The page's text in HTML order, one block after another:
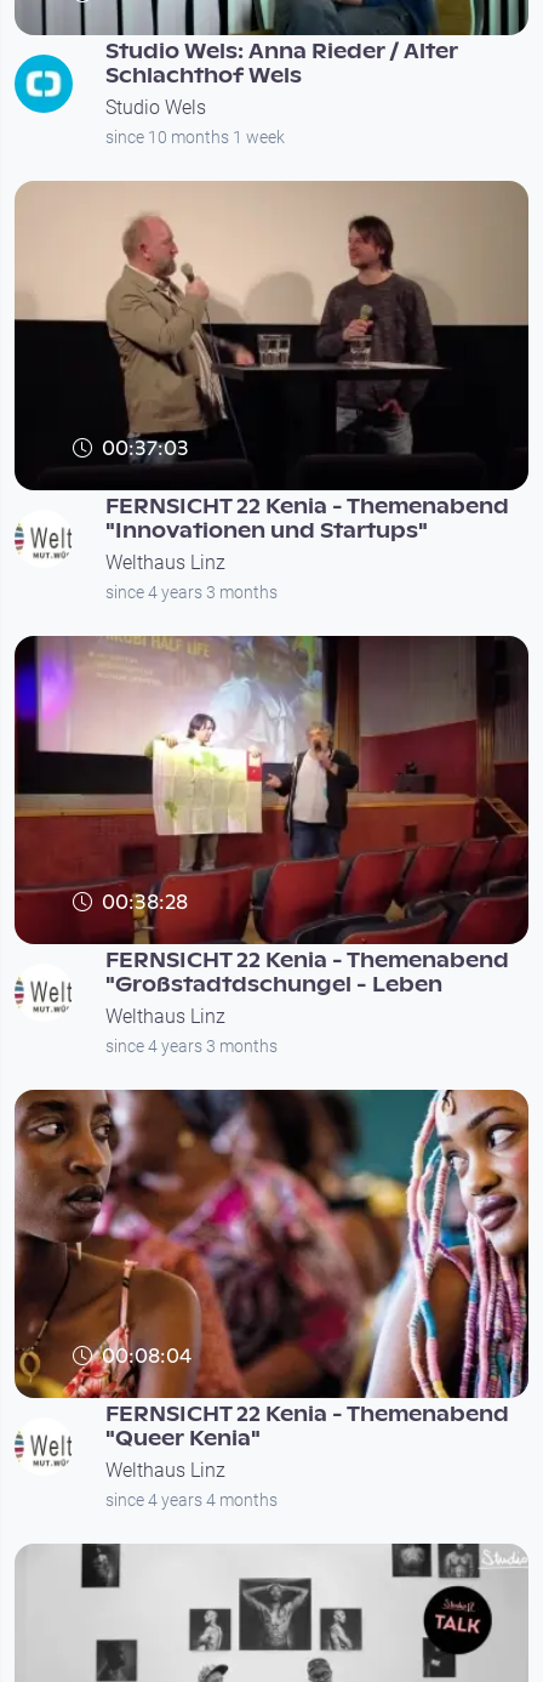
Studio Wels: Anna Rieder / Alter
Schlachthof Wels
Studio Wels
since 10 months 1 week
00:37:03
FERNSICHT 22 Kenia - Themenabend
"Innovationen und Startups"
Welthaus Linz
since 4 years 3 months
00:38:28
FERNSICHT 22 Kenia - Themenabend
"Großstadtdschungel - Leben
Welthaus Linz
since 4 years 3 months
00:08:04
FERNSICHT 22 Kenia - Themenabend
"Queer Kenia"
Welthaus Linz
since 4 years 4 months